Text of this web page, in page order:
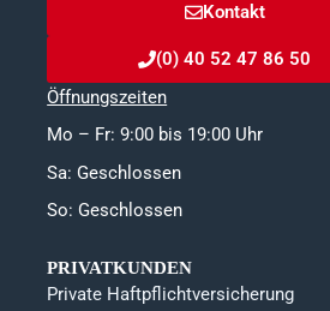
Kontakt
(0) 40 52 47 86 50
Öffnungszeiten
Mo – Fr: 9:00 bis 19:00 Uhr
Sa: Geschlossen
So: Geschlossen
PRIVATKUNDEN
Private Haftpflichtversicherung